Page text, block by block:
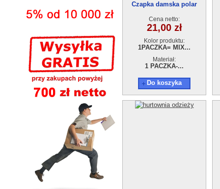
Czapka damska polar
Cena netto:
21,00 zł
Kolor produktu:
1PACZKA= MIX...
Materiał:
1 PACZKA-...
Do koszyka